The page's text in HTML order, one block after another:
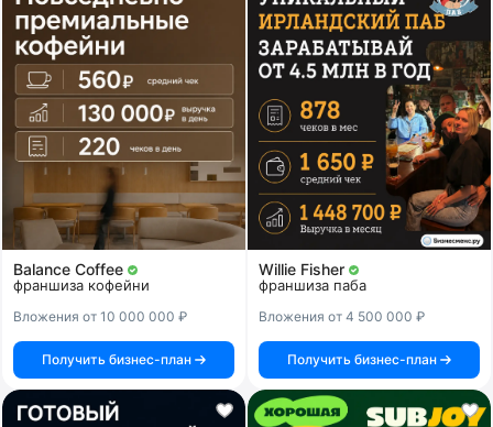
Balance Coffee
франшиза кофейни
Вложения от 10 000 000 ₽
Получить бизнес-план
Willie Fisher
франшиза паба
Вложения от 4 500 000 ₽
Получить бизнес-план